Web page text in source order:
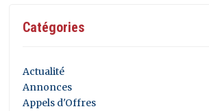
Catégories
Actualité
Annonces
Appels d'Offres